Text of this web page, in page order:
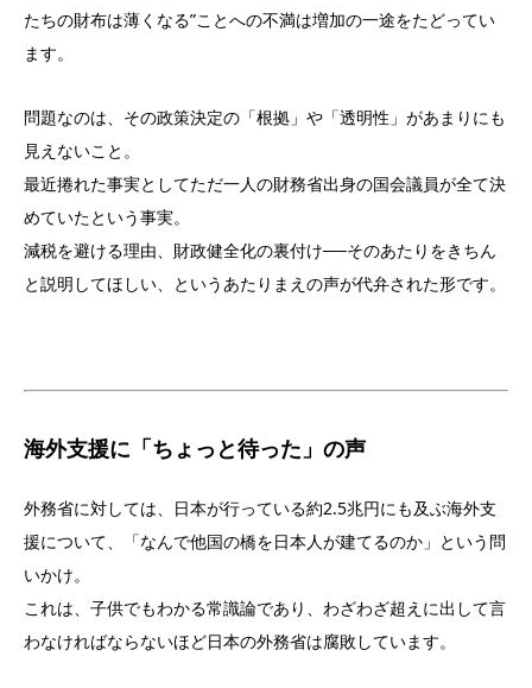
たちの財布は薄くなる”ことへの不満は増加の一途をたどってい
ます。
問題なのは、その政策決定の「根拠」や「透明性」があまりにも
見えないこと。
最近捲れた事実としてただ一人の財務省出身の国会議員が全て決
めていたという事実。
減税を避ける理由、財政健全化の裏付け──そのあたりをきちん
と説明してほしい、というあたりまえの声が代弁された形です。
海外支援に「ちょっと待った」の声
外務省に対しては、日本が行っている約2.5兆円にも及ぶ海外支
援について、「なんで他国の橋を日本人が建てるのか」という問
いかけ。
これは、子供でもわかる常識論であり、わざわざ超えに出して言
わなければならないほど日本の外務省は腐敗しています。